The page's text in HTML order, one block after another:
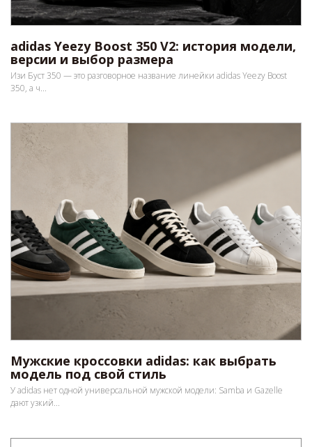
adidas Yeezy Boost 350 V2: история модели,
версии и выбор размера
Изи Буст 350 — это разговорное название линейки adidas Yeezy Boost
350, а ч...
Мужские кроссовки adidas: как выбрать
модель под свой стиль
У adidas нет одной универсальной мужской модели: Samba и Gazelle
дают узкий...